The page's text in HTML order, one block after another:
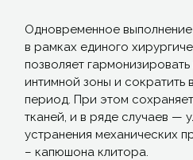
Одновременное
в рамках единого
позволяет
интимной зоны и сократить
период. При этом
тканей, и в ряде случаев —
устранения механических
– капюшона клитора.